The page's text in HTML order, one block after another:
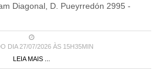
DIA 27/07/2026 ÀS 15H35MIN
LEIA MAIS ...